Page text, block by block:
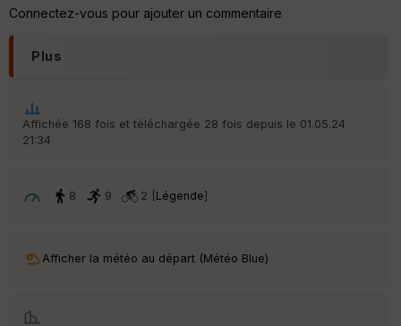
Connectez-vous pour ajouter un commentaire
Plus
Affichée 168 fois et téléchargée 28 fois depuis le 01.05.24
21:34
8 9 2 [ Légende]
Afficher la météo au départ (Météo Blue)